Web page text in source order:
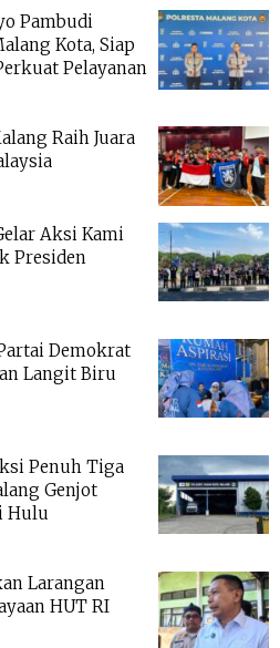
Pambudi
Kota, Siap
Pelayanan
Raih Juara
Aksi Kami
Presiden
Demokrat
Langit Biru
Penuh Tiga
Genjot
Hulu
Larangan
HUT RI